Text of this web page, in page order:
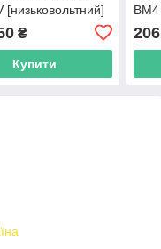
[низьковольтний]
₴
Купити
BM4